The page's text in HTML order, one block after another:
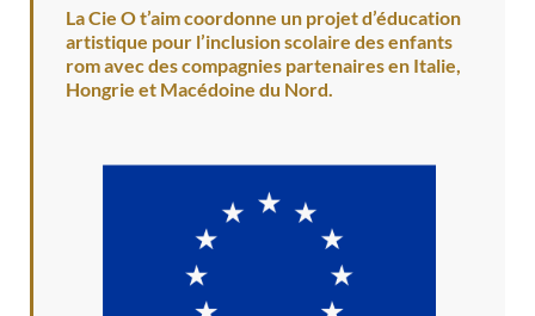
La Cie O t’aim coordonne un projet d’éducation
artistique pour l’inclusion scolaire des enfants
rom avec des compagnies partenaires en Italie,
Hongrie et Macédoine du Nord.